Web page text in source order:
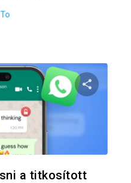
Oszd
a titkosított